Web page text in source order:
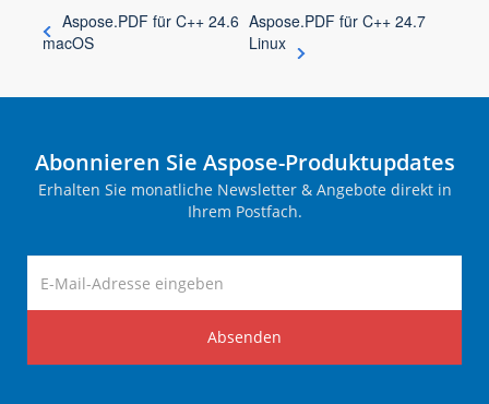
Aspose.PDF für C++ 24.6
macOS
Aspose.PDF für C++ 24.7
Linux
Abonnieren Sie Aspose-Produktupdates
Erhalten Sie monatliche Newsletter & Angebote direkt in
Ihrem Postfach.
Absenden